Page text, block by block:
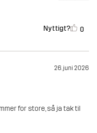
Nyttigt? 0
26. juni 2026
for store, så ja tak til